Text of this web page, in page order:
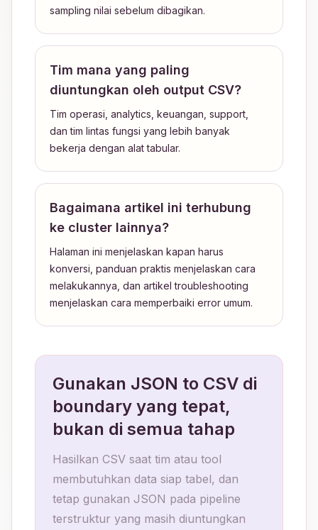
sampling nilai sebelum dibagikan.
Tim mana yang paling
diuntungkan oleh output CSV?
Tim operasi, analytics, keuangan, support,
dan tim lintas fungsi yang lebih banyak
bekerja dengan alat tabular.
Bagaimana artikel ini terhubung
ke cluster lainnya?
Halaman ini menjelaskan kapan harus
konversi, panduan praktis menjelaskan cara
melakukannya, dan artikel troubleshooting
menjelaskan cara memperbaiki error umum.
Gunakan JSON to CSV di
boundary yang tepat,
bukan di semua tahap
Hasilkan CSV saat tim atau tool
membutuhkan data siap tabel, dan
tetap gunakan JSON pada pipeline
terstruktur yang masih diuntungkan